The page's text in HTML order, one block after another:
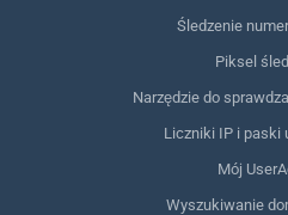
Śledzenie
Piksel
Narzędzie do
Liczniki IP i paski
Mój
Wyszukiwanie